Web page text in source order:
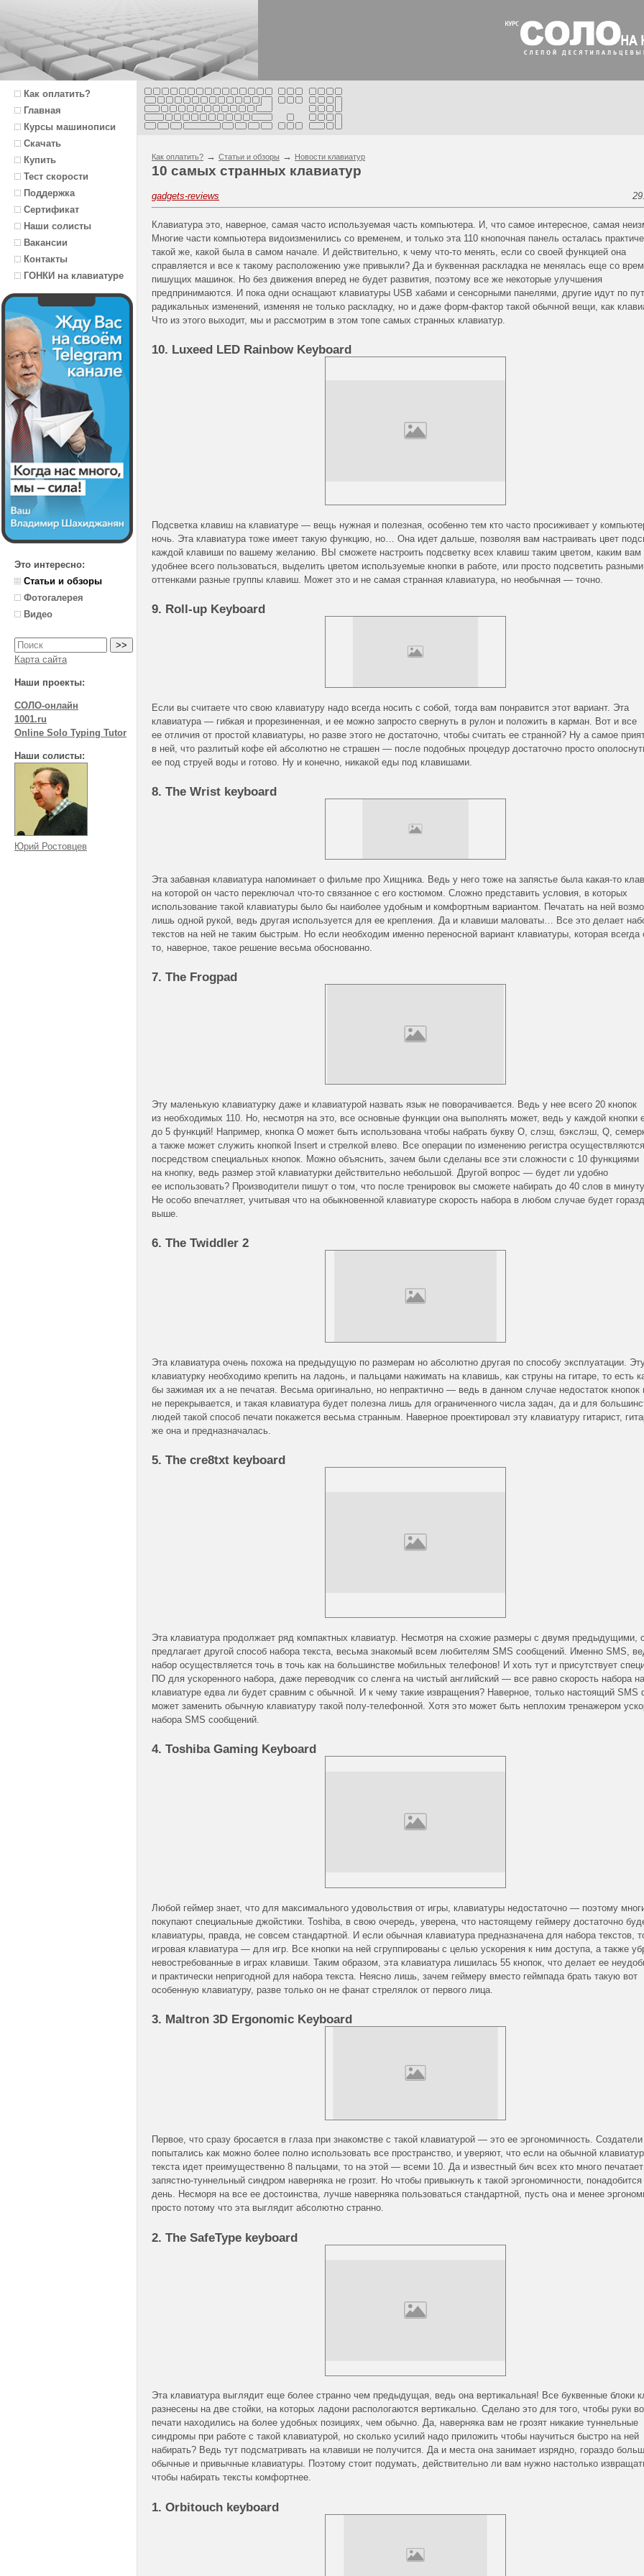
Как оплатить?
Главная
Курсы машинописи
Скачать
Купить
Тест скорости
Поддержка
Сертификат
Наши солисты
Вакансии
Контакты
ГОНКИ на клавиатуре
Это интересно:
Статьи и обзоры
Фотогалерея
Видео
Карта сайта
Наши проекты:
СОЛО-онлайн
1001.ru
Online Solo Typing Tutor
Наши солисты:
Юрий Ростовцев
Как оплатить? → Статьи и обзоры → Новости клавиатур
10 самых странных клавиатур
gadgets-reviews
Клавиатура это, наверное, самая часто используемая часть компьютера. И, что самое интересное, самая
Многие части компьютера видоизменились со временем, и только эта 110 кнопочная панель осталась
такой же, какой была в самом начале. И действительно, к чему что-то менять, если со своей функцией она
справляется и все к такому расположению уже привыкли? Да и буквенная раскладка не менялась еще со
пишущих машинок. Но без движения вперед не будет развития, поэтому все же некоторые улучшения
предпринимаются. И пока одни оснащают клавиатуры USB хабами и сенсорными панелями, другие идут по
радикальных изменений, изменяя не только раскладку, но и даже форм-фактор такой обычной вещи, как
Что из этого выходит, мы и рассмотрим в этом топе самых странных клавиатур.
10. Luxeed LED Rainbow Keyboard
Подсветка клавиш на клавиатуре — вещь нужная и полезная, особенно тем кто часто просиживает у
ночь. Эта клавиатура тоже имеет такую функцию, но… Она идет дальше, позволяя вам настраивать цвет
каждой клавиши по вашему желанию. ВЫ сможете настроить подсветку всех клавиш таким цветом, каким вам
удобнее всего пользоваться, выделить цветом используемые кнопки в работе, или просто подсветить разными
оттенками разные группы клавиш. Может это и не самая странная клавиатура, но необычная — точно.
9. Roll-up Keyboard
Если вы считаете что свою клавиатуру надо всегда носить с собой, тогда вам понравится этот вариант. Эта
клавиатура — гибкая и прорезиненная, и ее можно запросто свернуть в рулон и положить в карман. Вот и все
ее отличия от простой клавиатуры, но разве этого не достаточно, чтобы считать ее странной? Ну а самое
в ней, что разлитый кофе ей абсолютно не страшен — после подобных процедур достаточно просто
ее под струей воды и готово. Ну и конечно, никакой еды под клавишами.
8. The Wrist keyboard
Эта забавная клавиатура напоминает о фильме про Хищника. Ведь у него тоже на запястье была какая-то
на которой он часто переключал что-то связанное с его костюмом. Сложно представить условия, в которых
использование такой клавиатуры было бы наиболее удобным и комфортным вариантом. Печатать на ней
лишь одной рукой, ведь другая используется для ее крепления. Да и клавиши маловаты… Все это делает
текстов на ней не таким быстрым. Но если необходим именно переносной вариант клавиатуры, которая всегда
то, наверное, такое решение весьма обоснованно.
7. The Frogpad
Эту маленькую клавиатурку даже и клавиатурой назвать язык не поворачивается. Ведь у нее всего 20 кнопок
из необходимых 110. Но, несмотря на это, все основные функции она выполнять может, ведь у каждой кнопки
до 5 функций! Например, кнопка O может быть использована чтобы набрать букву O, слэш, бэкслэш, Q,
а также может служить кнопкой Insert и стрелкой влево. Все операции по изменению регистра осуществляются
посредством специальных кнопок. Можно объяснить, зачем были сделаны все эти сложности с 10 функциями
на кнопку, ведь размер этой клавиатурки действительно небольшой. Другой вопрос — будет ли удобно
ее использовать? Производители пишут о том, что после тренировок вы сможете набирать до 40 слов в
Не особо впечатляет, учитывая что на обыкновенной клавиатуре скорость набора в любом случае будет
выше.
6. The Twiddler 2
Эта клавиатура очень похожа на предыдущую по размерам но абсолютно другая по способу эксплуатации.
клавиатурку необходимо крепить на ладонь, и пальцами нажимать на клавишь, как струны на гитаре, то есть
бы зажимая их а не печатая. Весьма оригинально, но непрактично — ведь в данном случае недостаток кнопок
не перекрывается, и такая клавиатура будет полезна лишь для ограниченного числа задач, да и для
людей такой способ печати покажется весьма странным. Наверное проектировал эту клавиатуру гитарист,
же она и предназначалась.
5. The cre8txt keyboard
Эта клавиатура продолжает ряд компактных клавиатур. Несмотря на схожие размеры с двумя предыдущими,
предлагает другой способ набора текста, весьма знакомый всем любителям SMS сообщений. Именно SMS,
набор осуществляется точь в точь как на большинстве мобильных телефонов! И хоть тут и присутствует
ПО для ускоренного набора, даже переводчик со сленга на чистый английский — все равно скорость набора
клавиатуре едва ли будет сравним с обычной. И к чему такие извращения? Наверное, только настоящий SMS
может заменить обычную клавиатуру такой полу-телефонной. Хотя это может быть неплохим тренажером
набора SMS сообщений.
4. Toshiba Gaming Keyboard
Любой геймер знает, что для максимального удовольствия от игры, клавиатуры недостаточно — поэтому
покупают специальные джойстики. Toshiba, в свою очередь, уверена, что настоящему геймеру достаточно
клавиатуры, правда, не совсем стандартной. И если обычная клавиатура предназначена для набора текстов,
игровая клавиатура — для игр. Все кнопки на ней сгруппированы с целью ускорения к ним доступа, а также
невостребованные в играх клавиши. Таким образом, эта клавиатура лишилась 55 кнопок, что делает ее
и практически непригодной для набора текста. Неясно лишь, зачем геймеру вместо геймпада брать такую вот
особенную клавиатуру, разве только он не фанат стрелялок от первого лица.
3. Maltron 3D Ergonomic Keyboard
Первое, что сразу бросается в глаза при знакомстве с такой клавиатурой — это ее эргономичность. Создатели
попытались как можно более полно использовать все пространство, и уверяют, что если на обычной
текста идет преимущественно 8 пальцами, то на этой — всеми 10. Да и известный бич всех кто много
запястно-туннельный синдром наверняка не грозит. Но чтобы привыкнуть к такой эргономичности,
день. Несморя на все ее достоинства, лучше наверняка пользоваться стандартной, пусть она и менее
просто потому что эта выглядит абсолютно странно.
2. The SafeType keyboard
Эта клавиатура выглядит еще более странно чем предыдущая, ведь она вертикальная! Все буквенные блоки
разнесены на две стойки, на которых ладони распологаются вертикально. Сделано это для того, чтобы руки
печати находились на более удобных позициях, чем обычно. Да, наверняка вам не грозят никакие туннельные
синдромы при работе с такой клавиатурой, но сколько усилий надо приложить чтобы научиться быстро на ней
набирать? Ведь тут подсматривать на клавиши не получится. Да и места она занимает изрядно, гораздо
обычные и привычные клавиатуры. Поэтому стоит подумать, действительно ли вам нужно настолько
чтобы набирать тексты комфортнее.
1. Orbitouch keyboard